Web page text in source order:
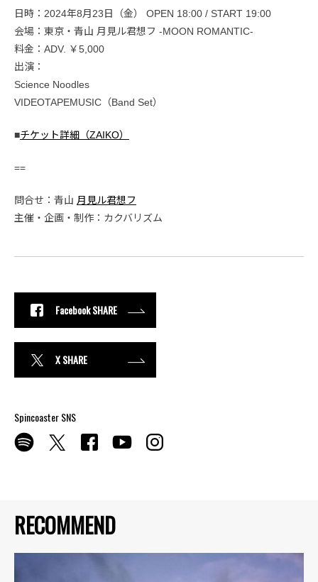
RECOMMEND
日時：2024年8月23日（金） OPEN 18:00 / START 19:00
会場：東京・青山 月見ル君想フ -MOON ROMANTIC-
料金：ADV. ￥5,000
出演：
Science Noodles
VIDEOTAPEMUSIC（Band Set）
■チケット詳細（ZAIKO）
==
問合せ：青山 月見ル君想フ
主催・企画・制作：カクバリズム
Facebook SHARE
X SHARE
Spincoaster SNS